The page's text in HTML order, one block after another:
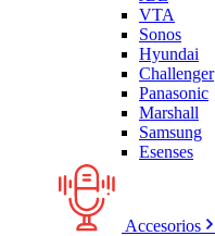
VTA
Sonos
Hyundai
Challenger
Panasonic
Marshall
Samsung
Esenses
Accesorios